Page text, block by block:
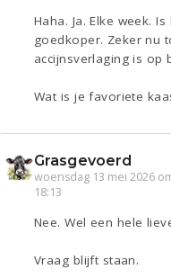
Haha. Ja. Elke week.
goedkoper. Zeker nu
accijnsverlaging is op
Wat is je favoriete
Grasgevoerd
woensdag 13 mei 2026
18:13
Nee. Wel een hele
Vraag blijft staan.